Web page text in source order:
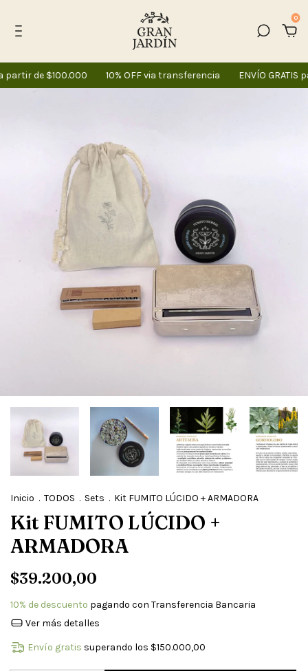
0
partir de $100.000 10% OFF via transferencia ENVÍO GRATIS
Inicio . TODOS . Sets . Kit FUMITO LÚCIDO + ARMADORA
Kit FUMITO LÚCIDO +
ARMADORA
$39.200,00
10% de descuento pagando con Transferencia Bancaria
Ver más detalles
Envío gratis superando los $150.000,00